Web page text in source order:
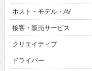
ホスト・モデル・AV
接客・販売サービス
クリエイティブ
ドライバー